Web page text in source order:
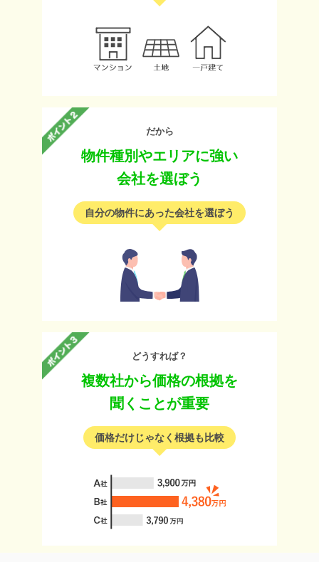
だから
物件種別やエリアに強い
会社を選ぼう
自分の物件にあった会社を選ぼう
どうすれば？
複数社から価格の根拠を
聞くことが重要
価格だけじゃなく根拠も比較